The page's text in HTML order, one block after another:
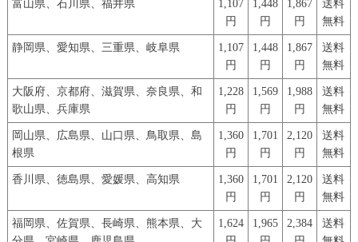
富山県、石川県、福井県
1,107
円
1,448
円
1,867
円
送料
無料
静岡県、愛知県、三重県、岐阜県
1,107
円
1,448
円
1,867
円
送料
無料
大阪府、京都府、滋賀県、奈良県、和
歌山県、兵庫県
1,228
円
1,569
円
1,988
円
送料
無料
岡山県、広島県、山口県、鳥取県、島
根県
1,360
円
1,701
円
2,120
円
送料
無料
香川県、徳島県、愛媛県、高知県
1,360
円
1,701
円
2,120
円
送料
無料
福岡県、佐賀県、長崎県、熊本県、大
1,624
1,965
2,384
送料